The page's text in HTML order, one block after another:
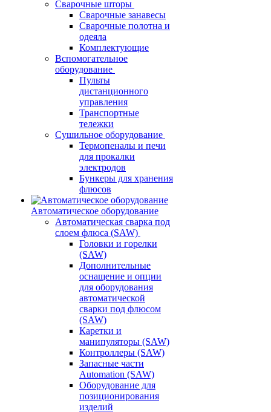
Сварочные шторы
Сварочные занавесы
Сварочные полотна и
одеяла
Комплектующие
Вспомогательное
оборудование
Пульты
дистанционного
управления
Транспортные
тележки
Сушильное оборудование
Термопеналы и печи
для прокалки
электродов
Бункеры для хранения
флюсов
Автоматическое оборудование
Автоматическая сварка под
слоем флюса (SAW)
Головки и горелки
(SAW)
Дополнительные
оснащение и опции
для оборудования
автоматической
сварки под флюсом
(SAW)
Каретки и
манипуляторы (SAW)
Контроллеры (SAW)
Запасные части
Automation (SAW)
Оборудование для
позиционирования
изделий